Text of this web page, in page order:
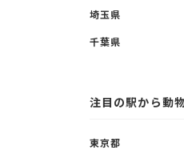
埼玉県
千葉県
注目の駅から動
東京都